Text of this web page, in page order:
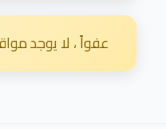
عفواً ، لا يوجد